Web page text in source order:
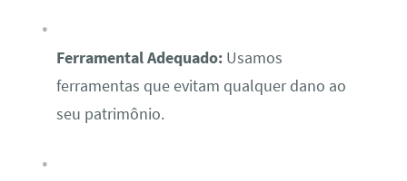
Ferramental Adequado:Usamos
ferramentas que evitam qualquer dano ao
seu patrimônio.